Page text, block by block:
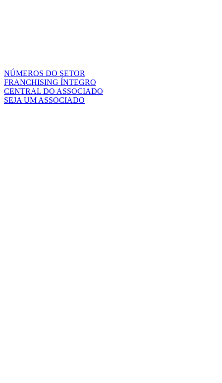
NÚMEROS DO SETOR
FRANCHISING ÍNTEGRO
CENTRAL DO ASSOCIADO
SEJA UM ASSOCIADO